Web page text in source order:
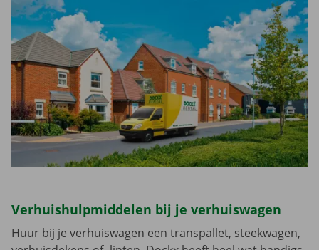
Verhuishulpmiddelen bij je verhuiswagen
Huur bij je verhuiswagen een transpallet, steekwagen,